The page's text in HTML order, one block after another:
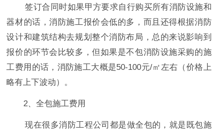
签订合同时如果甲方要求自行购买所有消防设施和
器材的话，消防施工报价会低的多，而且还得根据消防
设计和建筑结构去规划整个消防布局，总的来说影响到
报价的环节会比较多，但如果是不包消防设施采购的施
工费用的话，消防施工大概是50-100元/㎡左右（价格上
略有上下波动）。
2、全包施工费用
现在很多消防工程公司都是做全包的，就是既包施